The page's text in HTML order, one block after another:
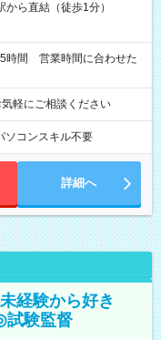
ら直結（徒歩1分）
軽にご相談ください
ソコンスキル不要
詳細へ
経験から好き
試験監督